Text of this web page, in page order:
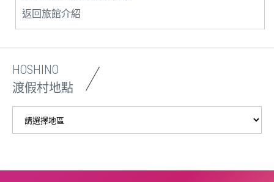
返回旅館介紹
HOSHINO
渡假村地點